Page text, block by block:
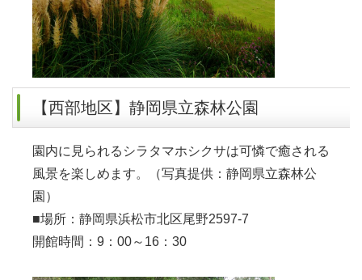
【西部地区】静岡県立森林公園
園内に見られるシラタマホシクサは可憐で癒される
風景を楽しめます。（写真提供：静岡県立森林公
園）
■場所：静岡県浜松市北区尾野2597-7
開館時間：9：00～16：30